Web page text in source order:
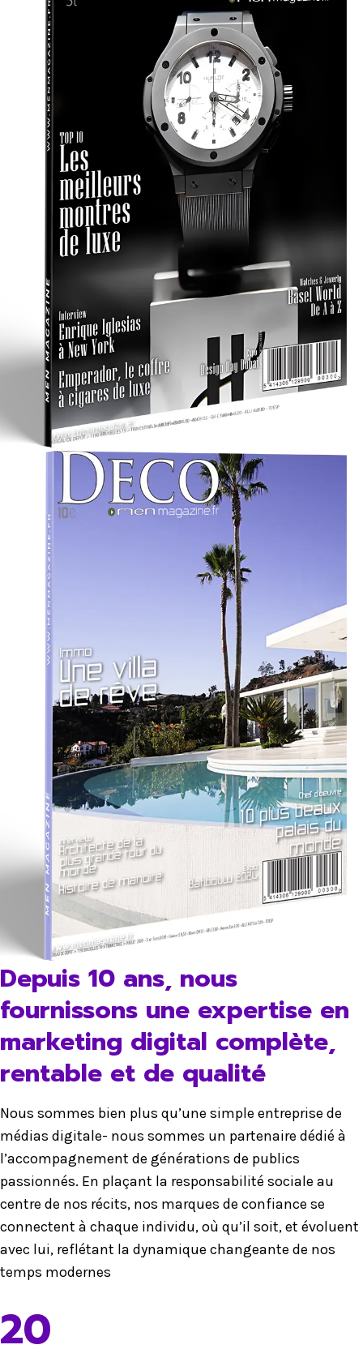
Depuis 10 ans, nous
fournissons une expertise en
marketing digital complète,
rentable et de qualité
Nous sommes bien plus qu’une simple entreprise de
médias digitale- nous sommes un partenaire dédié à
l’accompagnement de générations de publics
passionnés. En plaçant la responsabilité sociale au
centre de nos récits, nos marques de confiance se
connectent à chaque individu, où qu’il soit, et évoluent
avec lui, reflétant la dynamique changeante de nos
temps modernes
20